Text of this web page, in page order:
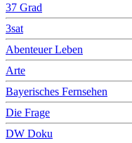
37 Grad
3sat
Abenteuer Leben
Arte
Bayerisches Fernsehen
Die Frage
DW Doku